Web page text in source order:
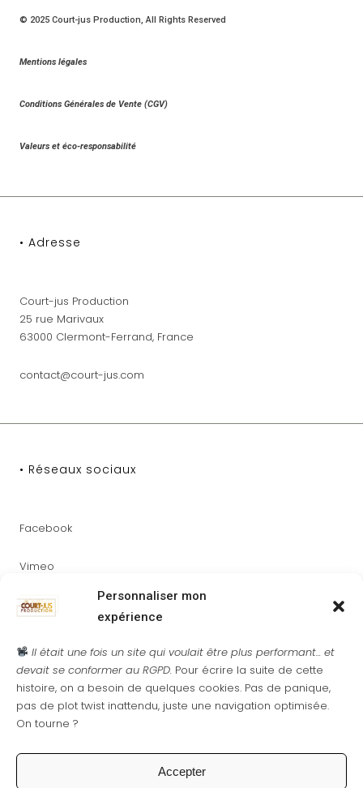
Personnaliser mon
expérience
Il était une fois un site qui voulait être plus performant... et
devait se conformer au RGPD. Pour écrire la suite de cette
histoire, on a besoin de quelques cookies. Pas de panique,
pas de plot twist inattendu, juste une navigation optimisée.
On tourne ?
Accepter
© 2025 Court-jus Production, All Rights Reserved
Mentions légales
Conditions Générales de Vente (CGV)
Valeurs et éco-responsabilité
• Adresse
Court-jus Production
25 rue Marivaux
63000 Clermont-Ferrand, France
contact@court-jus.com
• Réseaux sociaux
Facebook
Vimeo
Youtube
Instagram